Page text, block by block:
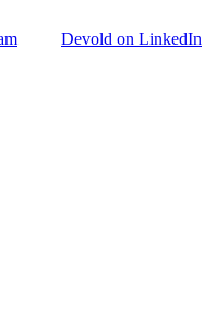
Devold on LinkedIn